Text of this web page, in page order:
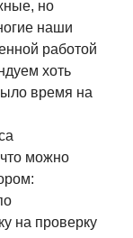
но
наши
работой
хоть
время на
можно
на проверку